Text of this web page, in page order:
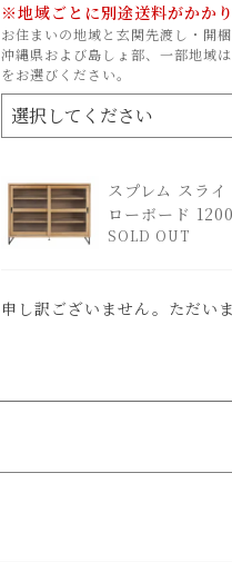
※地域ごとに別途送料がかか
お住まいの地域と玄関先渡し・開
沖縄県および島しょ部、一部地域
をお選びください。
スプレム スラ
ローボード
SOLD OUT
申し訳ございません。ただい